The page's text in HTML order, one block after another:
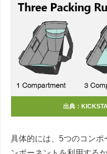
出典：
具体的には、5つのコンポ